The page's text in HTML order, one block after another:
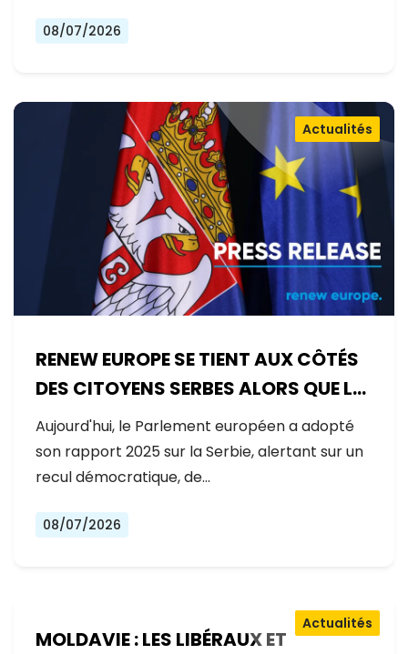
08/07/2026
RENEW EUROPE SE TIENT AUX CÔTÉS
DES CITOYENS SERBES ALORS QUE LE
GOUVERNEMENT RECULE SUR LES
RÉFORMES
Actualités
Aujourd'hui, le Parlement européen a adopté
son rapport 2025 sur la Serbie, alertant sur un
recul démocratique, de…
08/07/2026
MOLDAVIE : LES LIBÉRAUX ET
Actualités